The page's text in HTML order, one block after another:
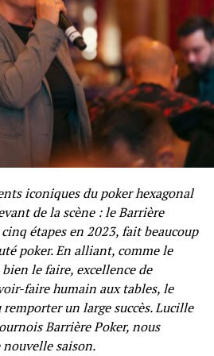
ses différentes implantations.
son Conseil de Surveillance, son
de ses collaborateurs
fondateur exceptionnel, dont
les générations futures
iconiques du poker hexagonal
de la scène : le Barrière
étapes en 2023, fait beaucoup
poker. En alliant, comme le
le faire, excellence de
faire humain aux tables, le
un large succès. Lucille
Barrière Poker, nous
saison.